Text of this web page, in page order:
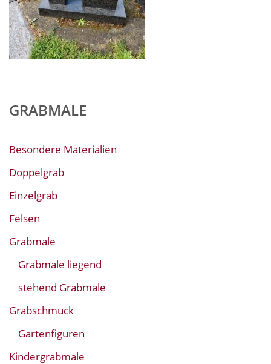
GRABMALE
Besondere Materialien
Doppelgrab
Einzelgrab
Felsen
Grabmale
Grabmale liegend
stehend Grabmale
Grabschmuck
Gartenfiguren
Kindergrabmale